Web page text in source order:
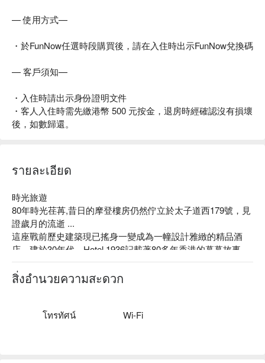
— 使用方式—
・於FunNow任選時段購買後，請在入住時出示FunNow兌換碼
— 客戶須知—
・入住時請出示身份證明文件
・客人入住時需先繳港幣 500 元按金，退房時經確認沒有損壞
後，如數歸還。
รายละเอียด
時光旅遊
80年時光荏苒,昔日的摩登樓房仍然佇立於太子道西179號，見
證歲月的流逝 ...
這座戰前歷史建築現已搖身一變成為一幢設計雅緻的精品酒
店。建於30年代，Hotel 1936記載著80多年香港的幕幕故事，
歷史回憶留下來令人回味。在保留浮華綺麗時代的建築風格之
餘，酒店的裝潢更由著名的設計師營造出一種瑰麗時尚兼備的
時尚獨特亦同時流露著濃厚的懷舊及文化氣息，這跟舊建築的
สิ่งอำนวยความสะดวก
โทรทัศน์ Wi-Fi